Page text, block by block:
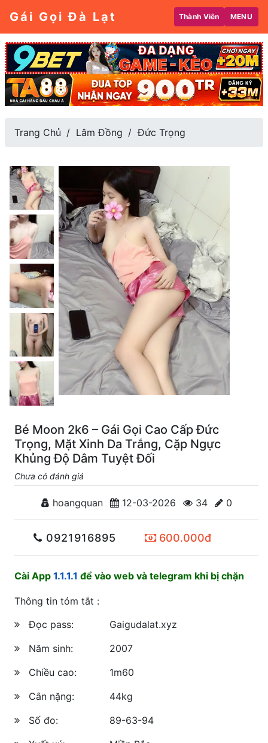
Gái Gọi Đà Lạt Thành Viên MENU
Trang Chủ Lâm Đồng Đức Trọng
Bé Moon 2k6 – Gái Gọi Cao Cấp Đức
Trọng, Mặt Xinh Da Trắng, Cặp Ngực
Khủng Độ Dâm Tuyệt Đối
Chưa có đánh giá
hoangquan 12-03-2026 34 0
0921916895 600.000đ
Cài App 1.1.1.1 để vào web và telegram khi bị chặn
Thông tin tóm tắt :
Đọc pass:
Gaigudalat.xyz
Năm sinh:
2007
Chiều cao:
1m60
Cân nặng:
44kg
Số đo:
89-63-94